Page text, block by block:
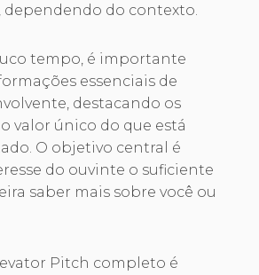
, dependendo do contexto.
tempo, é importante
essenciais de
destacando os
valor único do que está
O objetivo central é
do ouvinte o suficiente
saber mais sobre você ou
Pitch completo é